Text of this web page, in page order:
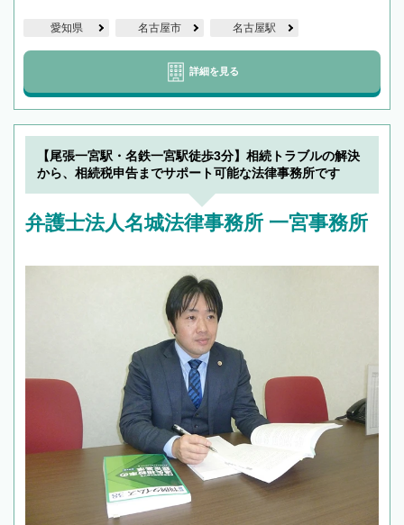
愛知県 名古屋市 名古屋駅
詳細を見る
【尾張一宮駅・名鉄一宮駅徒歩3分】相続トラブルの解決
から、相続税申告までサポート可能な法律事務所です
弁護士法人名城法律事務所 一宮事務所